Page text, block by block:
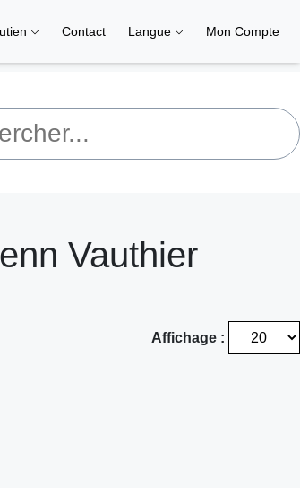
Contact Langue Mon Compte
Vauthier
Affichage :